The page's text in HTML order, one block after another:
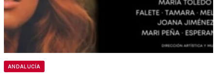
ANDALUCÍA